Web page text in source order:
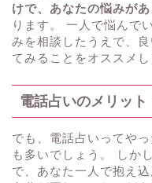
けで、あなたの悩みが
ります。 一人で悩んで
みを相談したうえで、
てみることをオススメし
電話占いのメリット
でも、電話占いってや
も多いでしょう。 しか
で、あなた一人で抱え